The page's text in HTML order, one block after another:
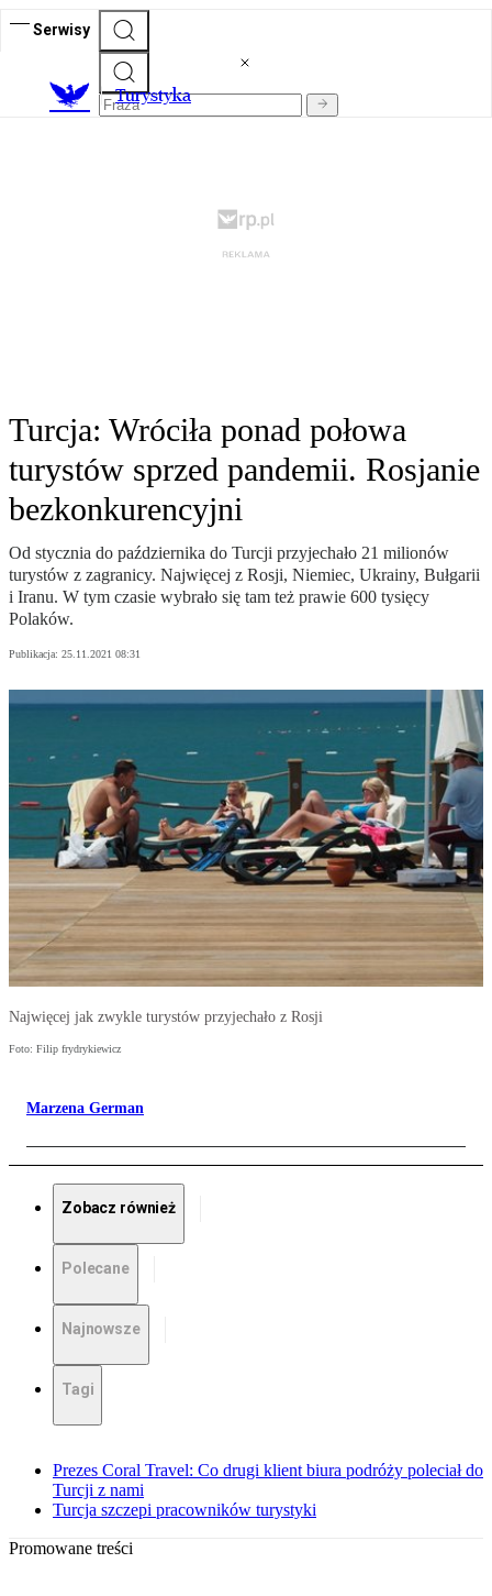
Serwisy
Turystyka
Turcja: Wróciła ponad połowa
turystów sprzed pandemii. Rosjanie
bezkonkurencyjni
Od stycznia do października do Turcji przyjechało 21 milionów
turystów z zagranicy. Najwięcej z Rosji, Niemiec, Ukrainy, Bułgarii
i Iranu. W tym czasie wybrało się tam też prawie 600 tysięcy
Polaków.
Publikacja: 25.11.2021 08:31
Najwięcej jak zwykle turystów przyjechało z Rosji
Foto: Filip frydrykiewicz
Marzena German
Zobacz również
Polecane
Najnowsze
Tagi
Prezes Coral Travel: Co drugi klient biura podróży poleciał do
Turcji z nami
Turcja szczepi pracowników turystyki
Promowane treści